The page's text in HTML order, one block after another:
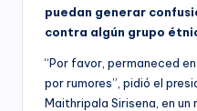
puedan generar
contra algún grupo
“Por favor, permaneced
por rumores”, pidió el
Maithripala Sirisena, en un